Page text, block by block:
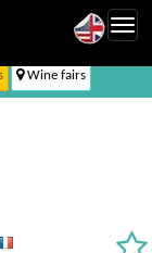
Wine fairs